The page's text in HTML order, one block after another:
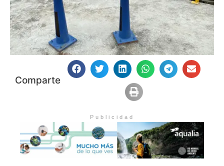
Comparte
Publicidad